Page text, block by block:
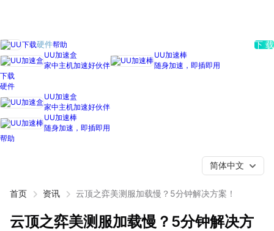
下载硬件帮助 下 载
UU加速盒
家中主机加速好伙伴
UU加速棒
随身加速，即插即用
下载
硬件
UU加速盒
家中主机加速好伙伴
UU加速棒
随身加速，即插即用
帮助
首页 资讯 云顶之弈美测服加载慢？5分钟解决方案！
简体中文
云顶之弈美测服加载慢？5分钟解决方